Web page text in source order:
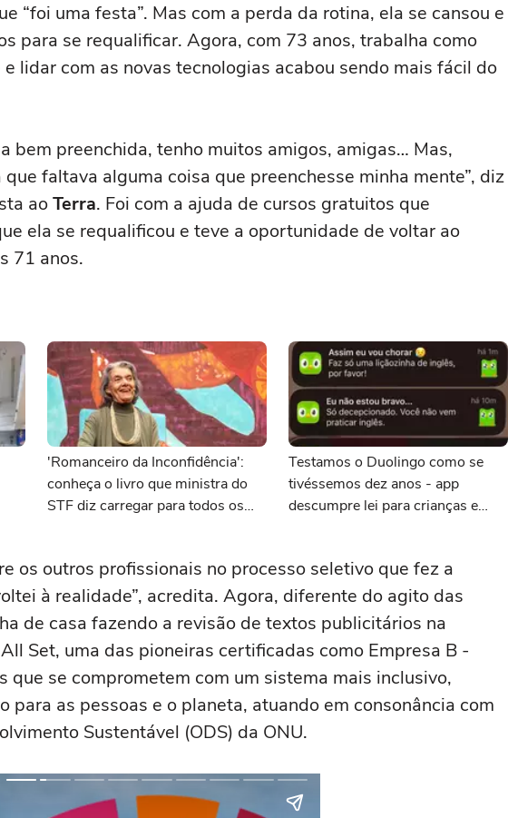
“foi uma festa”. Mas com a perda da rotina, ela se cansou e
para se requalificar. Agora, com 73 anos, trabalha como
lidar com as novas tecnologias acabou sendo mais fácil do
bem preenchida, tenho muitos amigos, amigas… Mas,
faltava alguma coisa que preenchesse minha mente”, diz
aoTerra. Foi com a ajuda de cursos gratuitos que
ela se requalificou e teve a oportunidade de voltar ao
71 anos.
'Romanceiro da Inconfidência':
conheça o livro que ministra do
STF diz carregar para todos os
Testamos o Duolingo como se
tivéssemos dez anos - app
descumpre lei para crianças e
os outros profissionais no processo seletivo que fez a
à realidade”, acredita. Agora, diferente do agito das
de casa fazendo a revisão de textos publicitários na
Set, uma das pioneiras certificadas como Empresa B -
que se comprometem com um sistema mais inclusivo,
para as pessoas e o planeta, atuando em consonância com
Sustentável (ODS) da ONU.